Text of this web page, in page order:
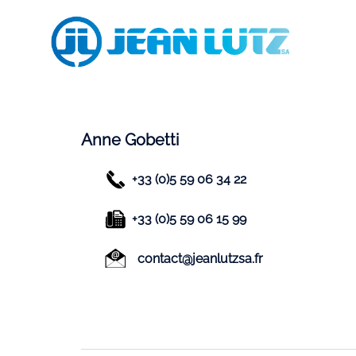
Anne Gobetti
+33 (0)5 59 06 34 22
+33 (0)5 59 06 15 99
contact@jeanlutzsa.fr